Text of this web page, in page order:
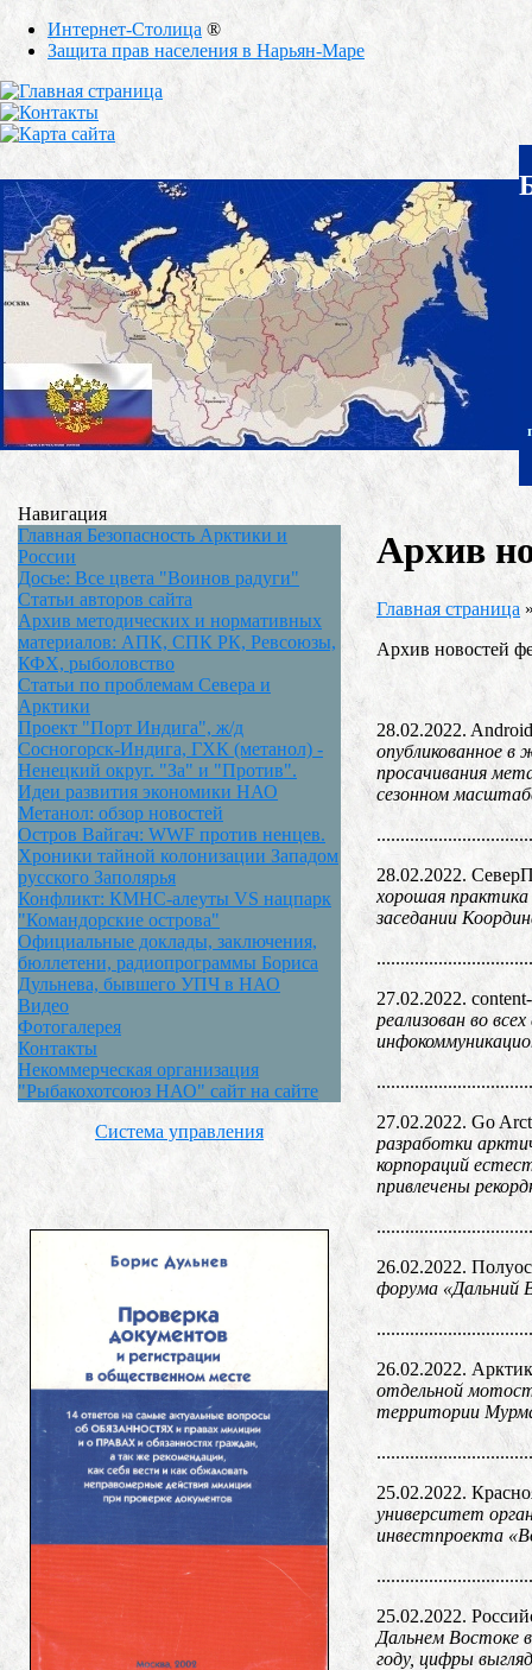
Интернет-Столица ®
Защита прав населения в Нарьян-Маре
Навигация
Главная Безопасность Арктики и
России
Досье: Все цвета "Воинов радуги"
Статьи авторов сайта
Архив методических и нормативных
материалов: АПК, СПК РК, Ревсоюзы,
КФХ, рыболовство
Статьи по проблемам Севера и
Арктики
Проект "Порт Индига", ж/д
Сосногорск-Индига, ГХК (метанол) -
Ненецкий округ. "За" и "Против".
Идеи развития экономики НАО
Метанол: обзор новостей
Остров Вайгач: WWF против ненцев.
Хроники тайной колонизации Западом
русского Заполярья
Конфликт: КМНС-алеуты VS нацпарк
"Командорские острова"
Официальные доклады, заключения,
бюллетени, радиопрограммы Бориса
Дульнева, бывшего УПЧ в НАО
Видео
Фотогалерея
Контакты
Некоммерческая организация
"Рыбакохотсоюз НАО" сайт на сайте
Система управления
Архив
Главная страница
Архив новостей
28.02.2022.
опубликованное
просачивания
сезонном
28.02.2022.
хорошая практика
заседании
27.02.2022.
реализован во
27.02.2022. Go
разработки
корпораций
привлечены
26.02.2022.
форума «Дальний
26.02.2022.
отдельной
территории
25.02.2022.
университет
инвестпроекта
25.02.2022.
Дальнем Востоке
году, цифры